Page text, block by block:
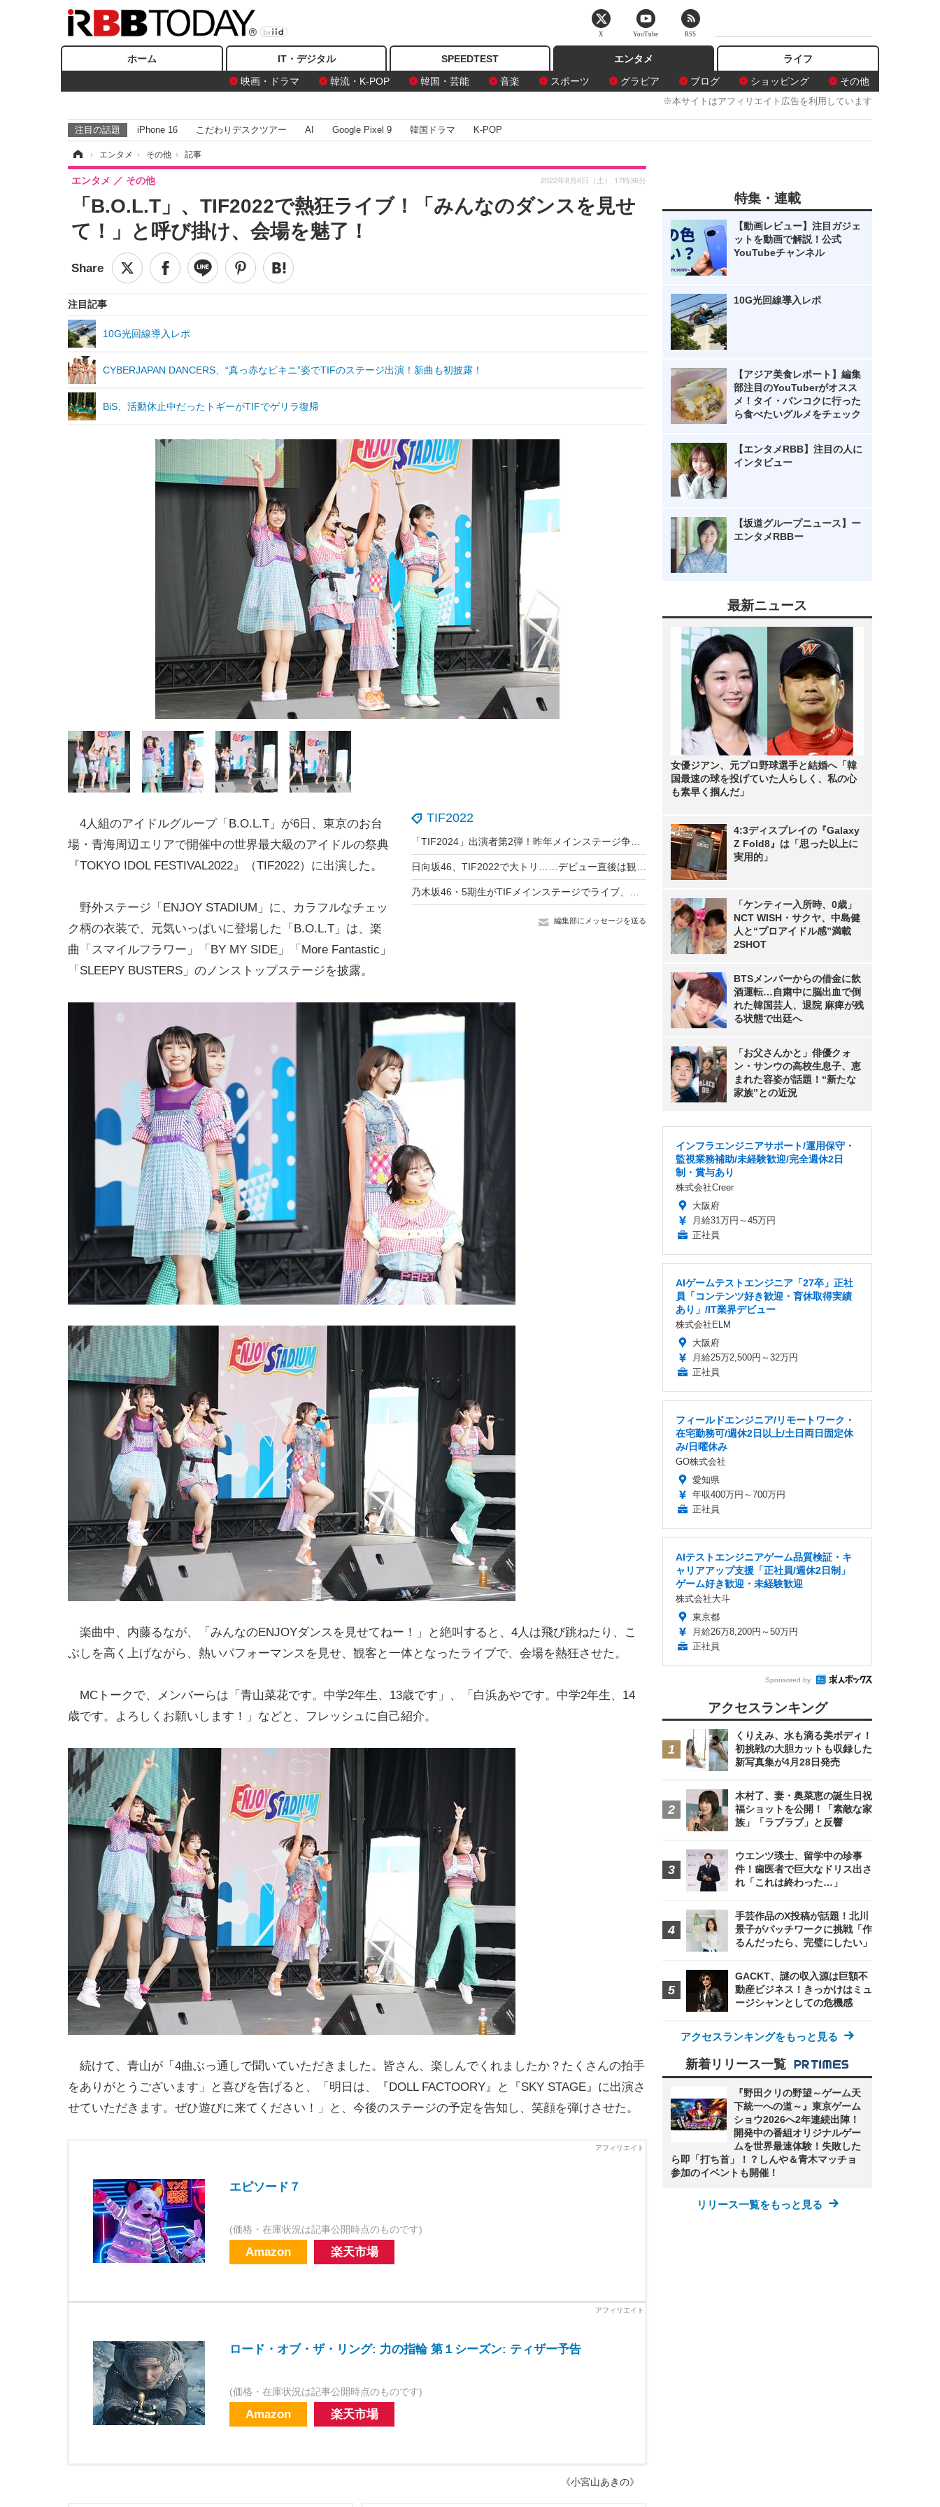
ホーム IT・デジタル SPEEDTEST
エンタメ
映画・ドラマ
韓流・K-POP 韓国・芸能 音楽 スポーツ グラビア ブログ ショッピング その他
ライフ
※本サイトはアフィリエイト広告を利用しています
注目の話題 iPhone 16 こだわりデスクツアー AI Google Pixel 9 韓国ドラマ K-POP
› エンタメ › その他 › 記事
「B.O.L.T」、TIF2022で熱狂ライブ！「みんなのダンスを見せ
て！」と呼び掛け、会場を魅了！
エンタメ その他 2022年8月6日（土） 17時36分
注目記事
10G光回線導入レポ
CYBERJAPAN DANCERS、“真っ赤なビキニ”姿でTIFのステージ出演！新曲も初披露！
BiS、活動休止中だったトギーがTIFでゲリラ復帰
TIF2022
編集部にメッセージを送る
4人組のアイドルグループ「B.O.L.T」が6日、東京のお台
場・青海周辺エリアで開催中の世界最大級のアイドルの祭典
『TOKYO IDOL FESTIVAL2022』（TIF2022）に出演した。
野外ステージ「ENJOY STADIUM」に、カラフルなチェッ
ク柄の衣装で、元気いっぱいに登場した「B.O.L.T」は、楽
曲「スマイルフラワー」「BY MY SIDE」「More Fantastic」
「SLEEPY BUSTERS」のノンストップステージを披露。
楽曲中、内藤るなが、「みんなのENJOYダンスを見せてねー！」と絶叫すると、4人は飛び跳ねたり、こ
ぶしを高く上げながら、熱いパフォーマンスを見せ、観客と一体となったライブで、会場を熱狂させた。
MCトークで、メンバーらは「青山菜花です。中学2年生、13歳です」、「白浜あやです。中学2年生、14
歳です。よろしくお願いします！」などと、フレッシュに自己紹介。
続けて、青山が「4曲ぶっ通しで聞いていただきました。皆さん、楽しんでくれましたか？たくさんの拍手
をありがとうございます」と喜びを告げると、「明日は、『DOLL FACTOORY』と『SKY STAGE』に出演さ
せていただきます。ぜひ遊びに来てください！」と、今後のステージの予定を告知し、笑顔を弾けさせた。
エピソード７
(価格・在庫状況は記事公開時点のものです)
Amazon 楽天市場
ロード・オブ・ザ・リング: 力の指輪 第１シーズン: ティザー予告
(価格・在庫状況は記事公開時点のものです)
Amazon 楽天市場
《小宮山あきの》
特集・連載
【動画レビュー】注目ガジェ
ットを動画で解説！公式
YouTubeチャンネル
10G光回線導入レポ
【アジア美食レポート】編集
部注目のYouTuberがオスス
メ！タイ・バンコクに行った
ら食べたいグルメをチェック
【エンタメRBB】注目の人に
インタビュー
【坂道グループニュース】ー
エンタメRBBー
最新ニュース
女優ジアン、元プロ野球選手と結婚へ「韓
国最速の球を投げていた人らしく、私の心
も素早く掴んだ」
4:3ディスプレイの『Galaxy
Z Fold8』は「思った以上に
実用的」
「ケンティー入所時、0歳」
NCT WISH・サクヤ、中島健
人と“プロアイドル感”満載
2SHOT
BTSメンバーからの借金に飲
酒運転…自粛中に脳出血で倒
れた韓国芸人、退院 麻痺が残
る状態で出廷へ
「お父さんかと」俳優クォ
ン・サンウの高校生息子、恵
まれた容姿が話題！“新たな
家族”との近況
インフラエンジニアサポート/運用保守・
監視業務補助/未経験歓迎/完全週休2日
制・賞与あり
株式会社Creer
大阪府
月給31万円～45万円
正社員
AIゲームテストエンジニア「27卒」正社
員「コンテンツ好き歓迎・育休取得実績
あり」/IT業界デビュー
株式会社ELM
大阪府
月給25万2,500円～32万円
正社員
フィールドエンジニア/リモートワーク・
在宅勤務可/週休2日以上/土日両日固定休
み/日曜休み
GO株式会社
愛知県
年収400万円～700万円
正社員
AIテストエンジニアゲーム品質検証・キ
ャリアアップ支援「正社員/週休2日制」
ゲーム好き歓迎・未経験歓迎
株式会社大斗
東京都
月給26万8,200円～50万円
正社員
Sponsored by
アクセスランキング
くりえみ、水も滴る美ボディ！
初挑戦の大胆カットも収録した
新写真集が4月28日発売
木村了、妻・奥菜恵の誕生日祝
福ショットを公開！「素敵な家
族」「ラブラブ」と反響
ウエンツ瑛士、留学中の珍事
件！歯医者で巨大なドリス出さ
れ「これは終わった…」
手芸作品のX投稿が話題！北川
景子がパッチワークに挑戦「作
るんだったら、完璧にしたい」
GACKT、謎の収入源は巨額不
動産ビジネス！きっかけはミュ
ージシャンとしての危機感
アクセスランキングをもっと見る
新着リリース一覧
『野田クリの野望～ゲーム天
下統一への道～』東京ゲーム
ショウ2026へ2年連続出陣！
開発中の番組オリジナルゲー
ムを世界最速体験！失敗した
ら即「打ち首」！？しんや＆青木マッチョ
参加のイベントも開催！
リリース一覧をもっと見る
X YouTube RSS